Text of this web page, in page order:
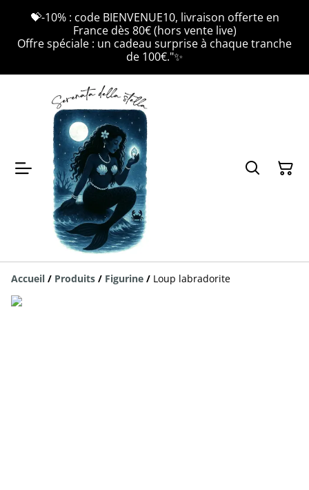
💝-10% : code BIENVENUE10, livraison offerte en
France dès 80€ (hors vente live)
Offre spéciale : un cadeau surprise à chaque tranche
de 100€."✨
Accueil / Produits / Figurine / Loup labradorite